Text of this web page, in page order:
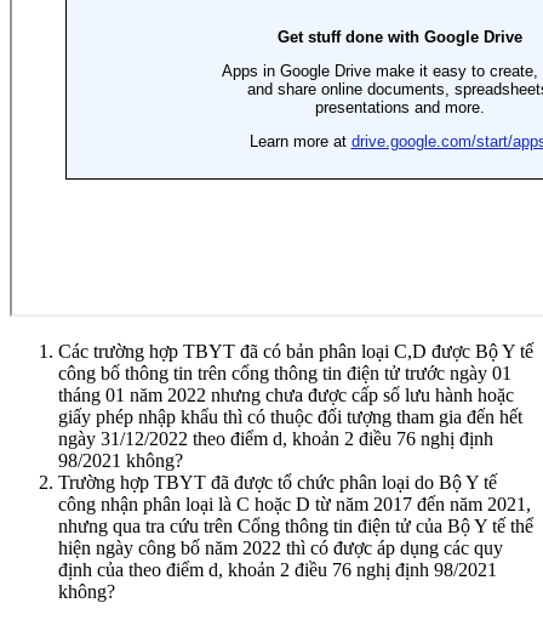
Các trường hợp TBYT đã có bản phân loại C,D được Bộ Y tế
công bố thông tin trên cổng thông tin điện tử trước ngày 01
tháng 01 năm 2022 nhưng chưa được cấp số lưu hành hoặc
giấy phép nhập khẩu thì có thuộc đối tượng tham gia đến hết
ngày 31/12/2022 theo điểm d, khoản 2 điều 76 nghị định
98/2021 không?
Trường hợp TBYT đã được tổ chức phân loại do Bộ Y tế
công nhận phân loại là C hoặc D từ năm 2017 đến năm 2021,
nhưng qua tra cứu trên Cổng thông tin điện tử của Bộ Y tế thể
hiện ngày công bố năm 2022 thì có được áp dụng các quy
định của theo điểm d, khoản 2 điều 76 nghị định 98/2021
không?